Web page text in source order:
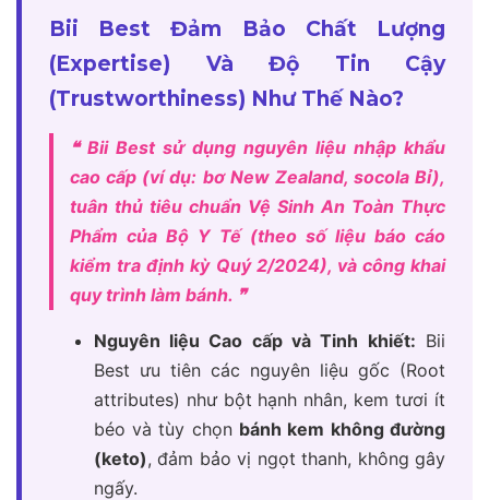
Bii Best Đảm Bảo Chất Lượng
(Expertise) Và Độ Tin Cậy
(Trustworthiness) Như Thế Nào?
❝ Bii Best sử dụng nguyên liệu nhập khẩu
cao cấp (ví dụ: bơ New Zealand, socola Bỉ),
tuân thủ tiêu chuẩn Vệ Sinh An Toàn Thực
Phẩm của Bộ Y Tế (theo số liệu báo cáo
kiểm tra định kỳ Quý 2/2024), và công khai
quy trình làm bánh. ❞
Nguyên liệu Cao cấp và Tinh khiết: Bii
Best ưu tiên các nguyên liệu gốc (Root
attributes) như bột hạnh nhân, kem tươi ít
béo và tùy chọn bánh kem không đường
(keto), đảm bảo vị ngọt thanh, không gây
ngấy.